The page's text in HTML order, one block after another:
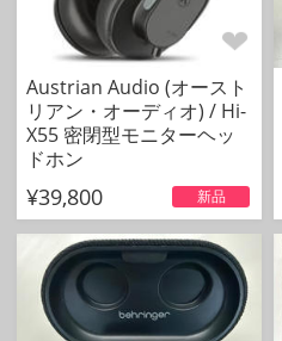
Austrian Audio (オースト
リアン・オーディオ) / Hi-
X55 密閉型モニターヘッ
ドホン
¥39,800 新品